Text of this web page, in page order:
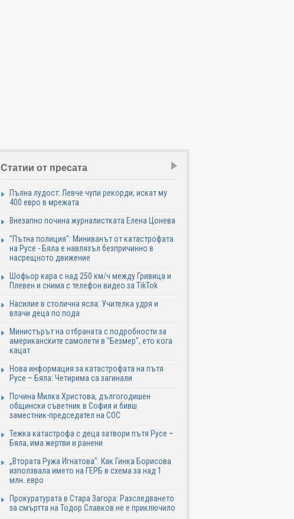
Статии от пресата
Пълна лудост: Левче чупи рекорди, искат му
400 евро в мрежата
Внезапно почина журналистката Елена Цонева
"Пътна полиция": Миниванът от катастрофата
на Русе - Бяла е навлязъл безпричинно в
насрещното движение
Шофьор кара с над 250 км/ч между Гривица и
Плевен и снима с телефон видео за TikTok
Насилие в столична ясла: Учителка удря и
влачи деца по пода
Министърът на отбраната с подробности за
американските самолети в "Безмер", ето кога
кацат
Нова информация за катастрофата на пътя
Русе – Бяла: Четирима са загинали
Почина Милка Христова, дългогодишен
общински съветник в София и бивш
заместник-председател на СОС
Тежка катастрофа с деца затвори пътя Русе –
Бяла, има жертви и ранени
„Втората Ружа Игнатова": Как Гинка Борисова
използвала името на ГЕРБ в схема за над 1
млн. евро
Прокуратурата в Стара Загора: Разследването
за смъртта на Тодор Славков не е приключило